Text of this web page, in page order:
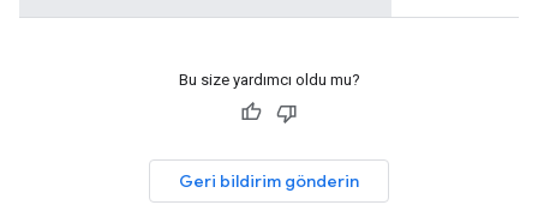
Bu size yardımcı oldu mu?
Geri bildirim gönderin